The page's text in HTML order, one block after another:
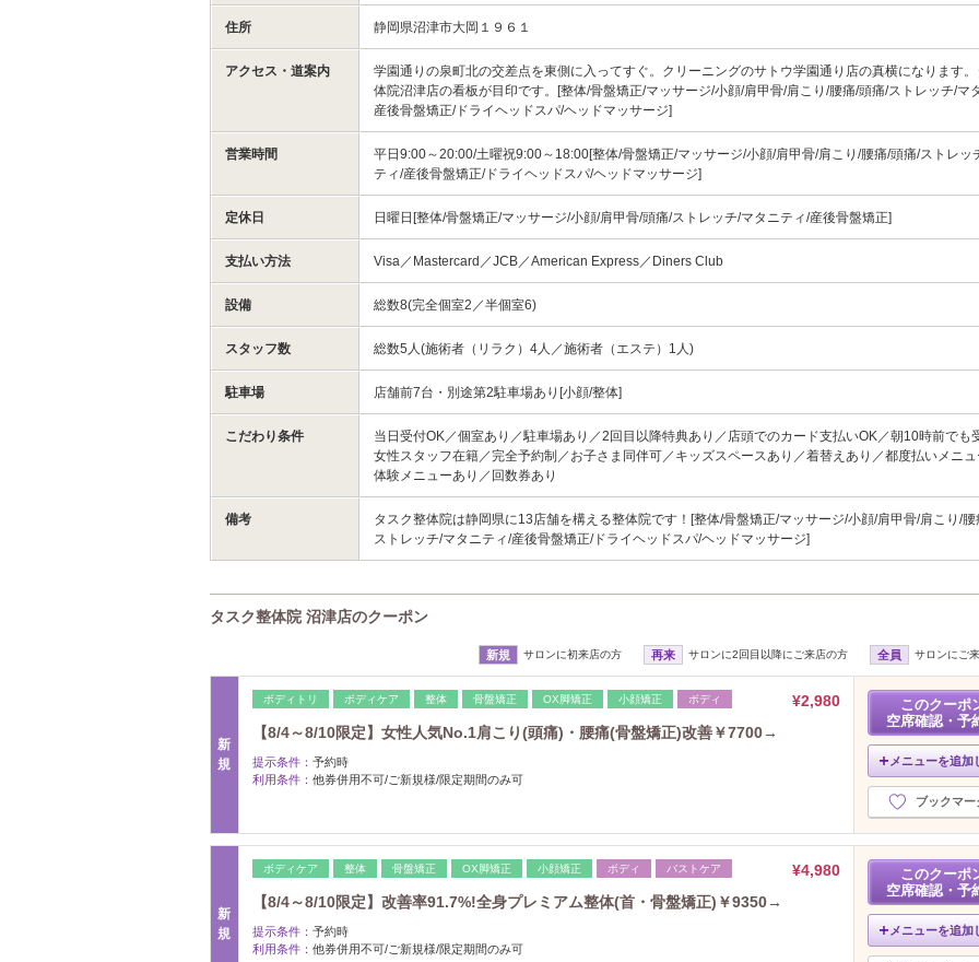
住所 静岡県沼津市大岡１９６１
アクセス・道案内
学園通りの泉町北の交差点を東側に入ってすぐ。クリーニングのサトウ学園通り店の真横になります
体院沼津店の看板が目印です。[整体/骨盤矯正/マッサージ/小顔/肩甲骨/肩こり/腰痛/頭痛/ストレッチ/マ
産後骨盤矯正/ドライヘッドスパ/ヘッドマッサージ]
営業時間
平日9:00～20:00/土曜祝9:00～18:00[整体/骨盤矯正/マッサージ/小顔/肩甲骨/肩こり/腰痛/頭痛/ストレッ
ティ/産後骨盤矯正/ドライヘッドスパ/ヘッドマッサージ]
定休日 日曜日[整体/骨盤矯正/マッサージ/小顔/肩甲骨/頭痛/ストレッチ/マタニティ/産後骨盤矯正]
支払い方法 Visa／Mastercard／JCB／American Express／Diners Club
設備 総数8(完全個室2／半個室6)
スタッフ数 総数5人(施術者（リラク）4人／施術者（エステ）1人)
駐車場 店舗前7台・別途第2駐車場あり[小顔/整体]
こだわり条件
当日受付OK／個室あり／駐車場あり／2回目以降特典あり／店頭でのカード支払いOK／朝10時前でも
女性スタッフ在籍／完全予約制／お子さま同伴可／キッズスペースあり／着替えあり／都度払いメニュ
体験メニューあり／回数券あり
備考
タスク整体院は静岡県に13店舗を構える整体院です！[整体/骨盤矯正/マッサージ/小顔/肩甲骨/肩こり/腰
ストレッチ/マタニティ/産後骨盤矯正/ドライヘッドスパ/ヘッドマッサージ]
タスク整体院 沼津店のクーポン
新規 サロンに初来店の方 再来 サロンに2回目以降にご来店の方 全員 サロンにご
新
規
ボディトリ ボディケア 整体 骨盤矯正 OX脚矯正 小顔矯正 ボディ
¥2,980
【8/4～8/10限定】女性人気No.1肩こり(頭痛)・腰痛(骨盤矯正)改善￥7700→
提示条件： 予約時
利用条件： 他券併用不可/ご新規様/限定期間のみ可
このクーポ
空席確認・予
メニューを追加
ブックマー
新
規
ボディケア 整体 骨盤矯正 OX脚矯正 小顔矯正 ボディ バストケア
¥4,980
【8/4～8/10限定】改善率91.7%!全身プレミアム整体(首・骨盤矯正)￥9350→
提示条件： 予約時
利用条件： 他券併用不可/ご新規様/限定期間のみ可
このクーポ
空席確認・予
メニューを追加